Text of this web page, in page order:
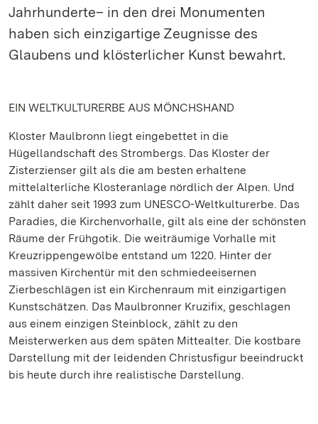
Jahrhunderte– in den drei Monumenten
haben sich einzigartige Zeugnisse des
Glaubens und klösterlicher Kunst bewahrt.
EIN WELTKULTURERBE AUS MÖNCHSHAND
Kloster Maulbronn liegt eingebettet in die
Hügellandschaft des Strombergs. Das Kloster der
Zisterzienser gilt als die am besten erhaltene
mittelalterliche Klosteranlage nördlich der Alpen. Und
zählt daher seit 1993 zum UNESCO-Weltkulturerbe. Das
Paradies, die Kirchenvorhalle, gilt als eine der schönsten
Räume der Frühgotik. Die weiträumige Vorhalle mit
Kreuzrippengewölbe entstand um 1220. Hinter der
massiven Kirchentür mit den schmiedeeisernen
Zierbeschlägen ist ein Kirchenraum mit einzigartigen
Kunstschätzen. Das Maulbronner Kruzifix, geschlagen
aus einem einzigen Steinblock, zählt zu den
Meisterwerken aus dem späten Mittealter. Die kostbare
Darstellung mit der leidenden Christusfigur beeindruckt
bis heute durch ihre realistische Darstellung.